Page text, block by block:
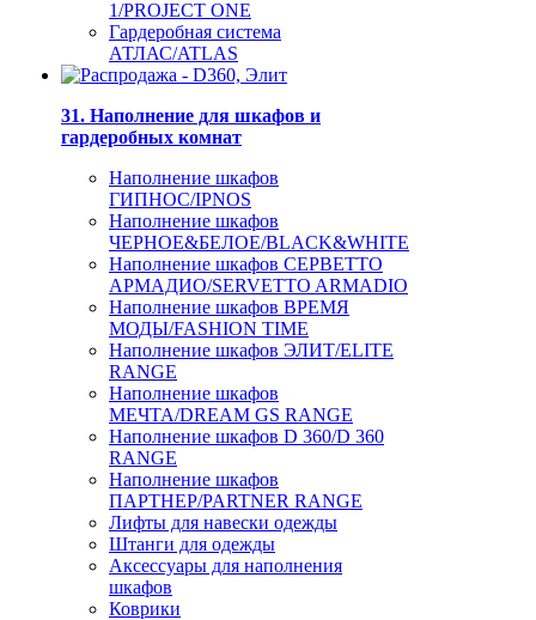
1/PROJECT ONE
Гардеробная система
АТЛАС/ATLAS
31. Наполнение для шкафов и
гардеробных комнат
Наполнение шкафов
ГИПНОС/IPNOS
Наполнение шкафов
ЧЕРНОЕ&БЕЛОЕ/BLACK&WHITE
Наполнение шкафов СЕРВЕТТО
АРМАДИО/SERVETTO ARMADIO
Наполнение шкафов ВРЕМЯ
МОДЫ/FASHION TIME
Наполнение шкафов ЭЛИТ/ELITE
RANGE
Наполнение шкафов
МЕЧТА/DREAM GS RANGE
Наполнение шкафов D 360/D 360
RANGE
Наполнение шкафов
ПАРТНЕР/PARTNER RANGE
Лифты для навески одежды
Штанги для одежды
Аксессуары для наполнения
шкафов
Коврики